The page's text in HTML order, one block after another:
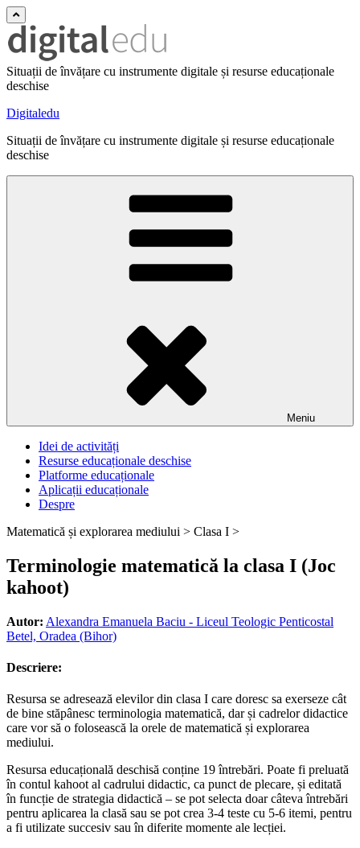
Situații de învățare cu instrumente digitale și resurse educaționale
deschise
Digitaledu
Situații de învățare cu instrumente digitale și resurse educaționale
deschise
Meniu
Idei de activități
Resurse educaționale deschise
Platforme educaționale
Aplicații educaționale
Despre
Matematică și explorarea mediului > Clasa I >
Terminologie matematică la clasa I (Joc
kahoot)
Autor: Alexandra Emanuela Baciu - Liceul Teologic Penticostal
Betel, Oradea (Bihor)
Descriere:
Resursa se adresează elevilor din clasa I care doresc sa exerseze cât
de bine stăpânesc terminologia matematică, dar și cadrelor didactice
care vor să o folosească la orele de matematică și explorarea
mediului.
Resursa educațională deschisă conține 19 întrebări. Poate fi preluată
în contul kahoot al cadrului didactic, ca punct de plecare, și editată
în funcție de strategia didactică – se pot selecta doar câteva întrebări
pentru aplicarea la clasă sau se pot crea 3-4 teste cu 5-6 itemi, pentru
a fi utilizate succesiv sau în diferite momente ale lecției.